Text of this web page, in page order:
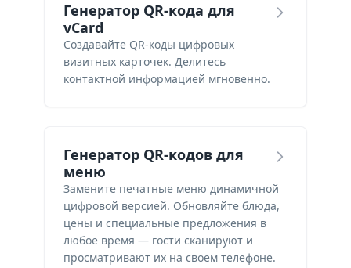
Генератор QR-кода для
vCard
Создавайте QR-коды цифровых
визитных карточек. Делитесь
контактной информацией мгновенно.
Генератор QR-кодов для
меню
Замените печатные меню динамичной
цифровой версией. Обновляйте блюда,
цены и специальные предложения в
любое время — гости сканируют и
просматривают их на своем телефоне.